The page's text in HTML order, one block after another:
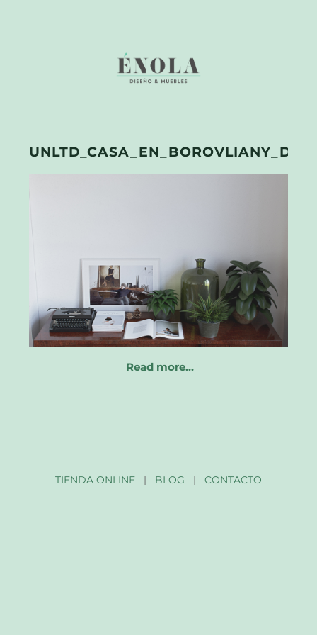
Read more…
TIENDA ONLINE| BLOG | CONTACTO